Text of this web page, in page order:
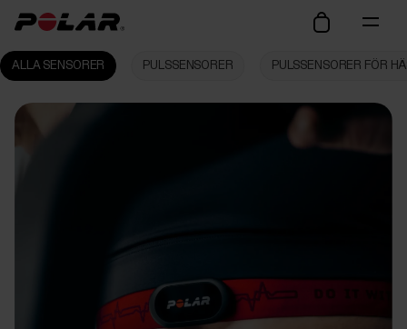
ALLA SENSORER PULSSENSORER PULSSENSORER FÖR